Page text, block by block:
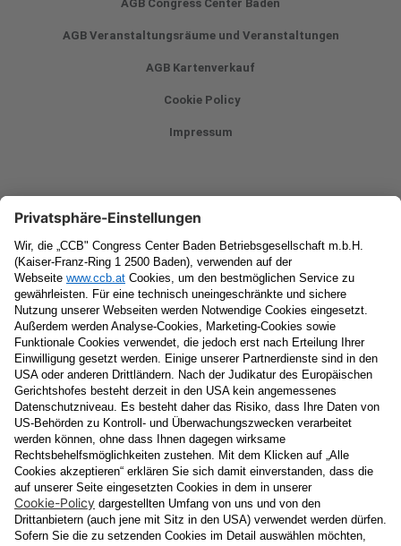
AGB Congress Center Baden
AGB Veranstaltungsräume und Veranstaltungen
AGB Kartenverkauf
Cookie Policy
Impressum
Newsletter
Vorname
Nachname
E-Mail
Datenschutzerklärung
Ja , ich erlaube, dass meine personenbezogenen Daten, nämlich
Name undE-Mail-Adressefür personalisierte Zusendungen per E-
Mail, die Informationen über Events und das
Veranstaltungsprogramm vom Congress Center Baden
enthalten, von der "CCB" Congress Center Baden
Betriebsgesellschaft m.b.H. verarbeitet werden.
Die Verarbeitung meiner Daten erfolgt entsprechend der